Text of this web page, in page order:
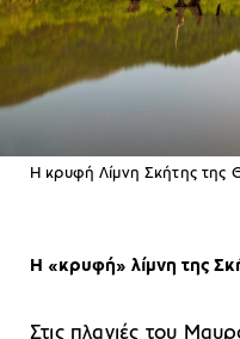
Η κρυφή Λίμνη Σκήτης της
Η «κρυφή» λίμνη της
Στις πλαγιές του